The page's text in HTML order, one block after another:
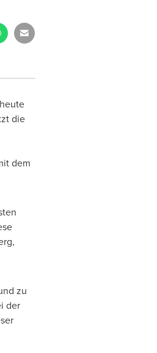
die
dem
,
zu
der